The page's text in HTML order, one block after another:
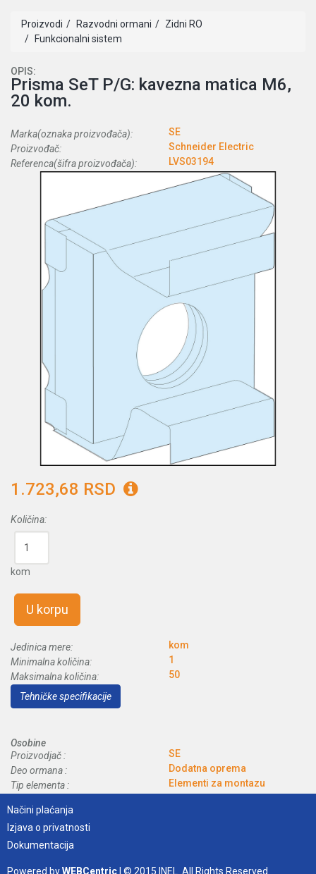
Proizvodi Razvodni ormani
Zidni RO
Funkcionalni sistem
OPIS:
Prisma SeT P/G: kavezna matica M6,
20 kom.
Marka(oznaka proizvođača):
SE
Proizvođač:
Schneider Electric
Referenca(šifra proizvođača):
LVS03194
1.723,68 RSD
Količina:
kom
U korpu
Jedinica mere:
kom
Minimalna količina:
1
Maksimalna količina:
50
Tehničke specifikacije
Osobine
Proizvodjač :
SE
Deo ormana :
Dodatna oprema
Tip elementa :
Elementi za montazu
Načini plaćanja
Izjava o privatnosti
Dokumentacija
Powered byWEBCentric| © 2015 INEL. All Rights Reserved.